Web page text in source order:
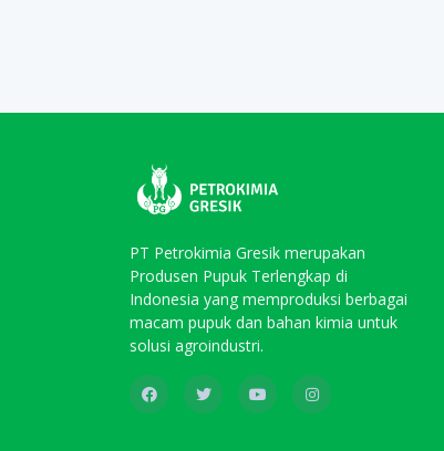
PT Petrokimia Gresik merupakan
Produsen Pupuk Terlengkap di
Indonesia yang memproduksi berbagai
macam pupuk dan bahan kimia untuk
solusi agroindustri.